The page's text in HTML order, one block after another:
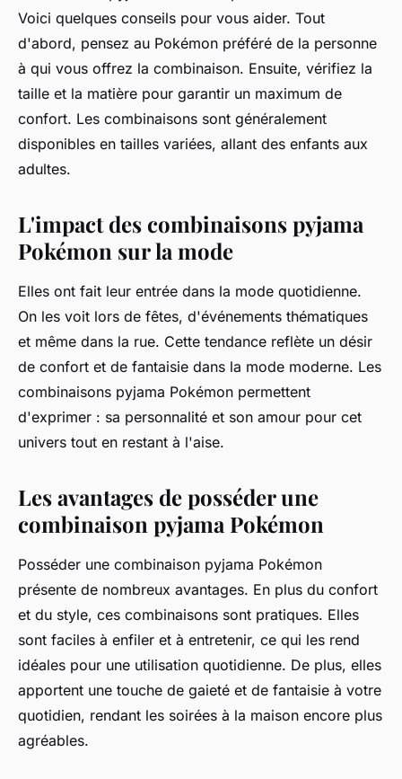
Voici quelques conseils pour vous aider. Tout
d'abord, pensez au Pokémon préféré de la personne
à qui vous offrez la combinaison. Ensuite, vérifiez la
taille et la matière pour garantir un maximum de
confort. Les combinaisons sont généralement
disponibles en tailles variées, allant des enfants aux
adultes.
L'impact des combinaisons pyjama
Pokémon sur la mode
Elles ont fait leur entrée dans la mode quotidienne.
On les voit lors de fêtes, d'événements thématiques
et même dans la rue. Cette tendance reflète un désir
de confort et de fantaisie dans la mode moderne. Les
combinaisons pyjama Pokémon permettent
d'exprimer : sa personnalité et son amour pour cet
univers tout en restant à l'aise.
Les avantages de posséder une
combinaison pyjama Pokémon
Posséder une combinaison pyjama Pokémon
présente de nombreux avantages. En plus du confort
et du style, ces combinaisons sont pratiques. Elles
sont faciles à enfiler et à entretenir, ce qui les rend
idéales pour une utilisation quotidienne. De plus, elles
apportent une touche de gaieté et de fantaisie à votre
quotidien, rendant les soirées à la maison encore plus
agréables.